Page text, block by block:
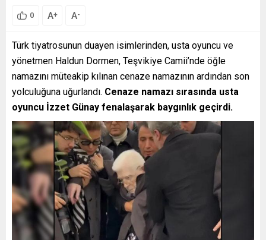
0 A+ A-
Türk tiyatrosunun duayen isimlerinden, usta oyuncu ve
yönetmen Haldun Dormen, Teşvikiye Camii’nde öğle
namazını müteakip kılınan cenaze namazının ardından son
yolculuğuna uğurlandı. Cenaze namazı sırasında usta
oyuncu İzzet Günay fenalaşarak baygınlık geçirdi.